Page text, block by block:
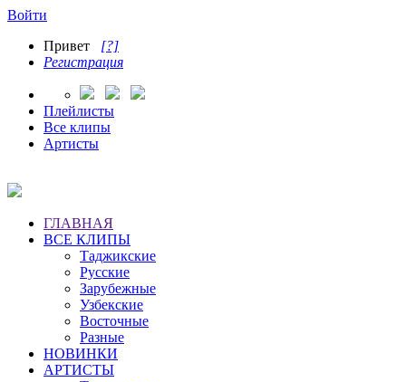
Войти
Привет [?]
Регистрация
Плейлисты
Все клипы
Артисты
ГЛАВНАЯ
ВСЕ КЛИПЫ
Таджикские
Русские
Зарубежные
Узбекские
Восточные
Разные
НОВИНКИ
АРТИСТЫ